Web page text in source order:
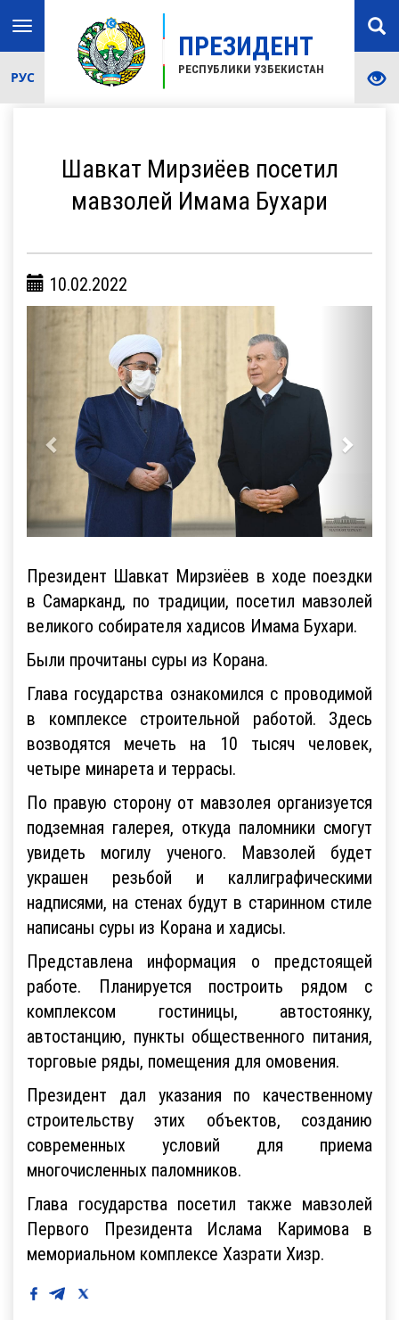
ПРЕЗИДЕНТ
РЕСПУБЛИКИ УЗБЕКИСТАН
Toggle
navigation
РУС
Шавкат Мирзиёев посетил
мавзолей Имама Бухари
10.02.2022
Президент Шавкат Мирзиёев в ходе поездки
в Самарканд, по традиции, посетил мавзолей
великого собирателя хадисов Имама Бухари.
Были прочитаны суры из Корана.
Глава государства ознакомился с проводимой
в комплексе строительной работой. Здесь
возводятся мечеть на 10 тысяч человек,
четыре минарета и террасы.
По правую сторону от мавзолея организуется
подземная галерея, откуда паломники смогут
увидеть могилу ученого. Мавзолей будет
украшен резьбой и каллиграфическими
надписями, на стенах будут в старинном стиле
написаны суры из Корана и хадисы.
Представлена информация о предстоящей
работе. Планируется построить рядом с
комплексом гостиницы, автостоянку,
автостанцию, пункты общественного питания,
торговые ряды, помещения для омовения.
Президент дал указания по качественному
строительству этих объектов, созданию
современных условий для приема
многочисленных паломников.
Глава государства посетил также мавзолей
Первого Президента Ислама Каримова в
мемориальном комплексе Хазрати Хизр.